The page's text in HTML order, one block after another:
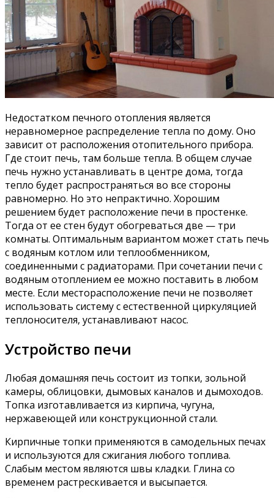
Недостатком печного отопления является
неравномерное распределение тепла по дому. Оно
зависит от расположения отопительного прибора.
Где стоит печь, там больше тепла. В общем случае
печь нужно устанавливать в центре дома, тогда
тепло будет распространяться во все стороны
равномерно. Но это непрактично. Хорошим
решением будет расположение печи в простенке.
Тогда от ее стен будут обогреваться две — три
комнаты. Оптимальным вариантом может стать печь
с водяным котлом или теплообменником,
соединенными с радиаторами. При сочетании печи с
водяным отоплением ее можно поставить в любом
месте. Если месторасположение печи не позволяет
использовать систему с естественной циркуляцией
теплоносителя, устанавливают насос.
Устройство печи
Любая домашняя печь состоит из топки, зольной
камеры, облицовки, дымовых каналов и дымоходов.
Топка изготавливается из кирпича, чугуна,
нержавеющей или конструкционной стали.
Кирпичные топки применяются в самодельных печах
и используются для сжигания любого топлива.
Слабым местом являются швы кладки. Глина со
временем растрескивается и высыпается.